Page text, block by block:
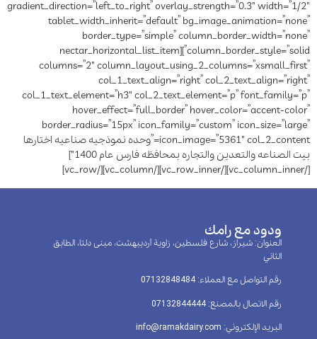
ودود مع رامك
العنوان: شيراز، شارع فلسطين، زاوية أرديبهشت، مبنى دلتا، الطابق
الثاني
رقم التواصل مع العملاء: 07132848484
رقم الاتصال بالمصنع: 07132844444
البريد الإلكتروني: info@ramakdairy.com